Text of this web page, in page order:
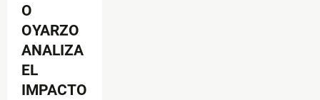
O
OYARZO
ANALIZA
EL
IMPACTO